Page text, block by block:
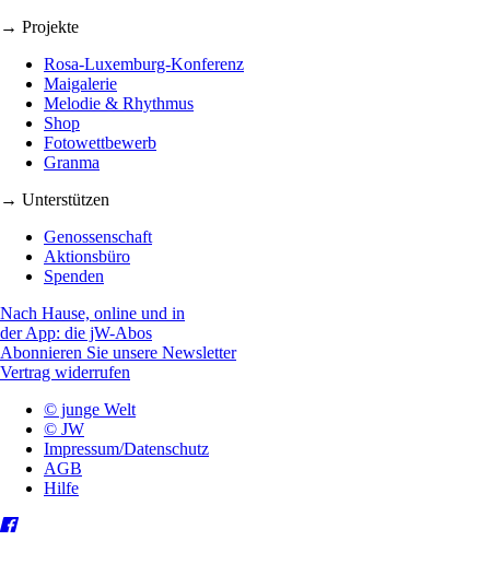
→ Projekte
Rosa-Luxemburg-Konferenz
Maigalerie
Melodie & Rhythmus
Shop
Fotowettbewerb
Granma
→ Unterstützen
Genossenschaft
Aktionsbüro
Spenden
Nach Hause, online und in
der App: die jW-Abos
Abonnieren Sie unsere Newsletter
Vertrag widerrufen
© junge Welt
© JW
Impressum/Datenschutz
AGB
Hilfe